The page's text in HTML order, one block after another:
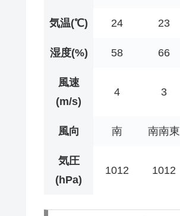
気温(℃) 24 23
湿度(%) 58 66
風速
(m/s)
4 3
風向 南 南南東
気圧
(hPa)
1012 1012